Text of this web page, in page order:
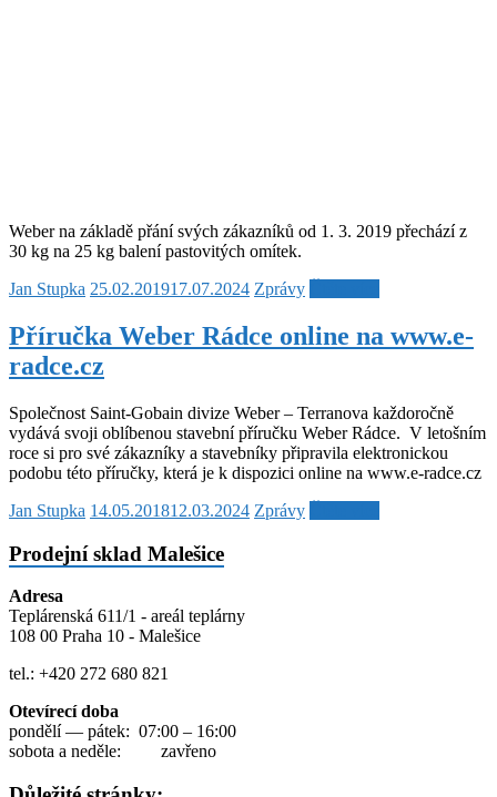
Weber na základě přání svých zákazníků od 1. 3. 2019 přechází z
30 kg na 25 kg balení pastovitých omítek.
Jan Stupka 25.02.201917.07.2024 Zprávy
Příručka Weber Rádce online na www.e-
radce.cz
Společnost Saint-Gobain divize Weber – Terranova každoročně
vydává svoji oblíbenou stavební příručku Weber Rádce. V letošním
roce si pro své zákazníky a stavebníky připravila elektronickou
podobu této příručky, která je k dispozici online na www.e-radce.cz
Jan Stupka 14.05.201812.03.2024 Zprávy
Prodejní sklad Malešice
Adresa
Teplárenská 611/1 - areál teplárny
108 00 Praha 10 - Malešice
tel.: +420 272 680 821
Otevírecí doba
pondělí — pátek: 07:00 – 16:00
sobota a neděle: zavřeno